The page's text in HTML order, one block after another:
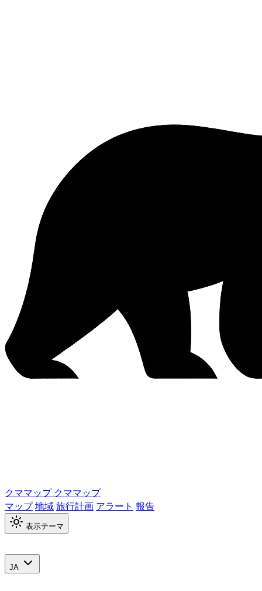
クママップ クママップ
マップ地域旅行計画 アラート 報告
表示テーマ
JA